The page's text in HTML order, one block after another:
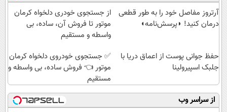
آرتروز مفاصل خود را به طور قطعی
درمان کنید! ◗پرسش‌نامه◖
از جستجوی خودری دلخواه کرمان
موتور تا فروش آن، ساده، بی
واسطه و مستقیم
حفظ جوانی پوست از اعماق دریا با
جلبک اسپیرولینا
✅ جستجوی خودروی دلخواه کرمان
موتور 👈 فروش ساده، بی واسطه و
مستقیم
از سراسر وب